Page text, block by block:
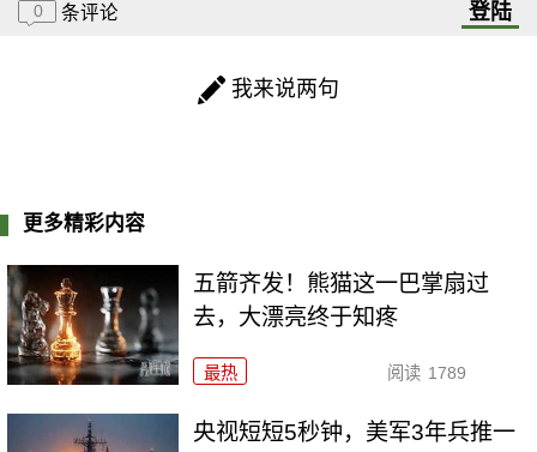
0 条评论 登陆
我来说两句
更多精彩内容
五箭齐发！熊猫这一巴掌扇过
去，大漂亮终于知疼
最热 阅读 1789
央视短短5秒钟，美军3年兵推一